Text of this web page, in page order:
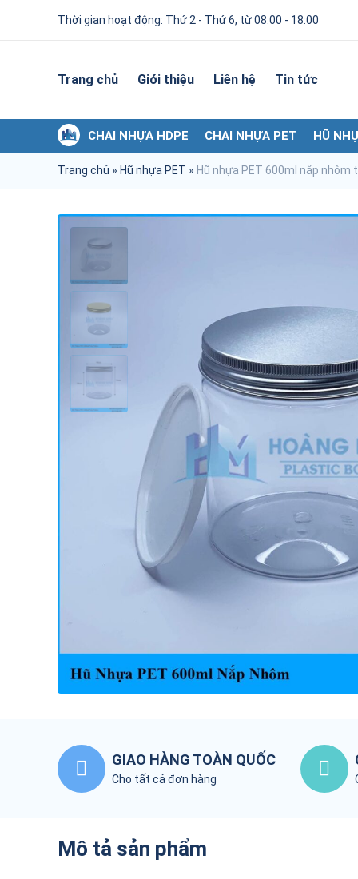
Thời gian hoạt động: Thứ 2 - Thứ 6, từ 08:00 - 18:00
Trang chủ Giới thiệu Liên hệ Tin tức
CHAI NHỰA HDPE CHAI NHỰA PET HŨ
Trang chủ » Hũ nhựa PET » Hũ nhựa PET 600ml nắp nhôm
GIAO HÀNG TOÀN QUỐC
Cho tất cả đơn hàng
Mô tả sản phẩm